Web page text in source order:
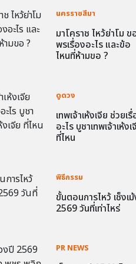
นครราชสีมา
มาโคราช ไหว้ย่าโม ข
พรเรื่องอะไร และข้อ
ไหนที่ห้ามขอ ?
ดูดวง
เทพเจ้าเห้งเจีย ช่วยเ
อะไร บูชาเทพเจ้าเห้งเ
ที่ไหน
พิธีกรรม
ขั้นตอนการไหว้ เช็งเ
2569 วันที่เท่าไหร่
PR NEWS